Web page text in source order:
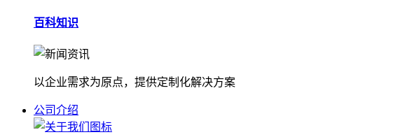
百科知识
以企业需求为原点，提供定制化解决方案
公司介绍